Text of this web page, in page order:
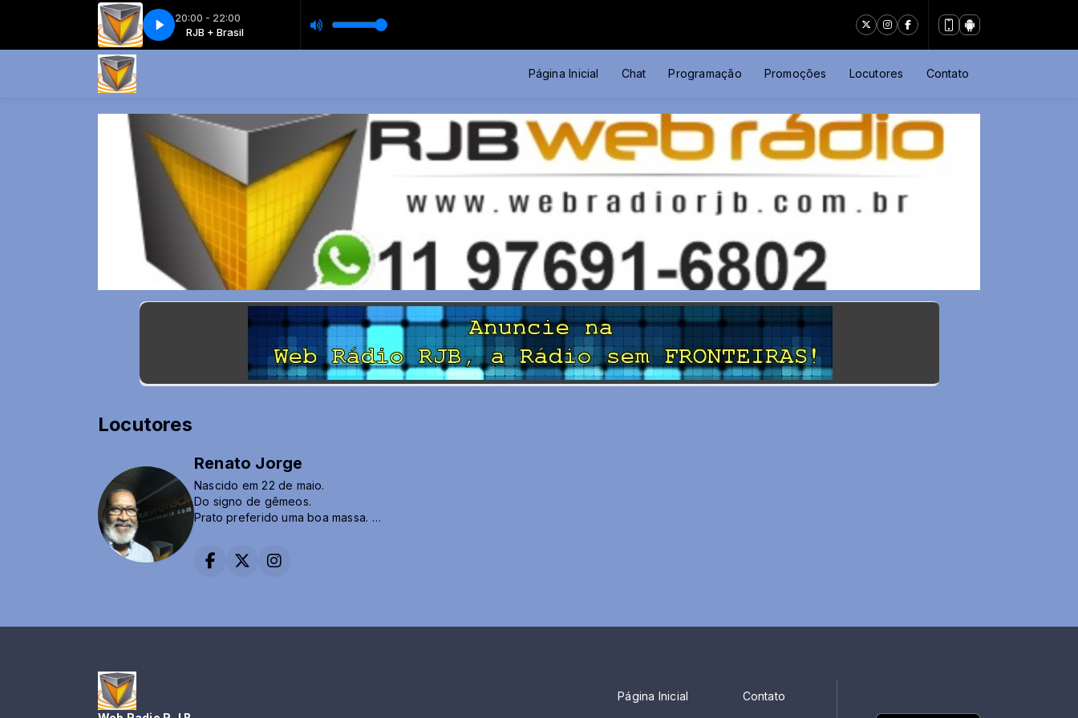
20:00 - 22:00
RJB + Brasil RJB + Brasil
Silva - Não Vá Embora Silva - Não Vá Embora
Página Inicial Chat Programação Promoções Locutores Contato
Locutores
Renato Jorge
Nascido em 22 de maio.
Do signo de gêmeos.
Prato preferido uma boa massa.
Profissão - Radialista Locutor - Mestre de Cerimônias e Assessoria de Imprensa.
Formado pelo Senac em 2011.
Página Inicial Contato